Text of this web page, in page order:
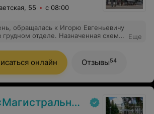
55 с 08:00
обращалась к Игорю Евгеньевичу
отделе. Назначенная схема
Еще
онлайн Отзывы54